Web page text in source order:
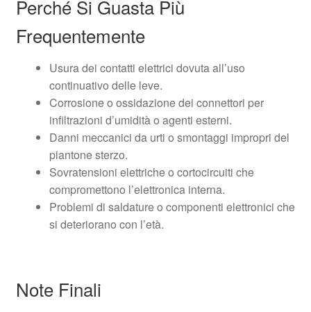
Perché Si Guasta Più
Frequentemente
Usura dei contatti elettrici dovuta all’uso
continuativo delle leve.
Corrosione o ossidazione dei connettori per
infiltrazioni d’umidità o agenti esterni.
Danni meccanici da urti o smontaggi impropri del
piantone sterzo.
Sovratensioni elettriche o cortocircuiti che
compromettono l’elettronica interna.
Problemi di saldature o componenti elettronici che
si deteriorano con l’età.
Note Finali